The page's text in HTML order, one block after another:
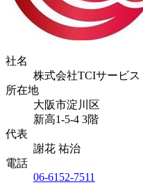
社名
株式会社TCIサービス
所在地
大阪市淀川区
新高1-5-4 3階
代表
謝花 祐治
電話
06-6152-7511